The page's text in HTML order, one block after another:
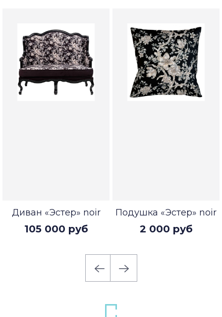
Диван «Эстер» noir
105 000 руб
Подушка «Эстер» noir
2 000 руб